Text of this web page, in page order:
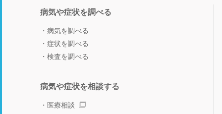
病気や症状を調べる
病気を調べる
症状を調べる
検査を調べる
病気や症状を相談する
医療相談